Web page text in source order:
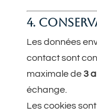
4.
Les données
contact sont
maximale de3
échange.
Les cookies